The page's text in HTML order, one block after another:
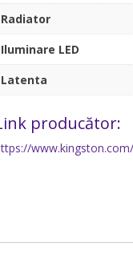
Radiator
Iluminare LED
Latenta
producător: